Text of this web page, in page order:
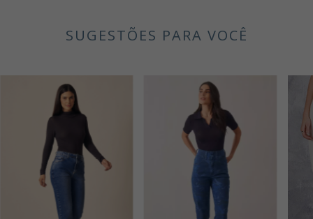
SUGESTÕES PARA VOCÊ